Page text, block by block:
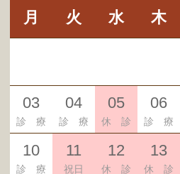
従来の健診だけでいいよ
にその旨お伝えください
帯状疱疹ワクチン助
当院のオンライン
2025.9＞
月 火 水 木
03
診 療
04
診 療
05
休 診
06
診 療
10
診 療
11
祝日
12
休 診
13
休 診